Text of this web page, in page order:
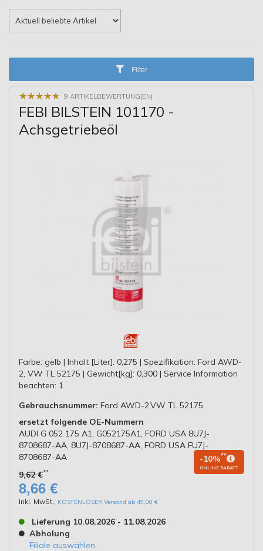
Filter
★★★★★
★★★★★ 9 ARTIKELBEWERTUNG(EN)
FEBI BILSTEIN 101170 -
Achsgetriebeöl
Farbe: gelb | Inhalt [Liter]: 0,275 | Spezifikation: Ford AWD-
2, VW TL 52175 | Gewicht[kg]: 0,300 | Service Information
beachten: 1
Gebrauchsnummer: Ford AWD-2,VW TL 52175
ersetzt folgende OE-Nummern
AUDI G 052 175 A1, G052175A1, FORD USA 8U7J-
8708687-AA, 8U7J-8708687-AA, FORD USA FU7J-
8708687-AA
9,62 €**
-10%**
ONLINE RABATT
8,66 €
Inkl. MwSt. KOSTENLOSER Versand ab 49,00 €
Lieferung 10.08.2026 - 11.08.2026
Abholung
Filiale auswählen